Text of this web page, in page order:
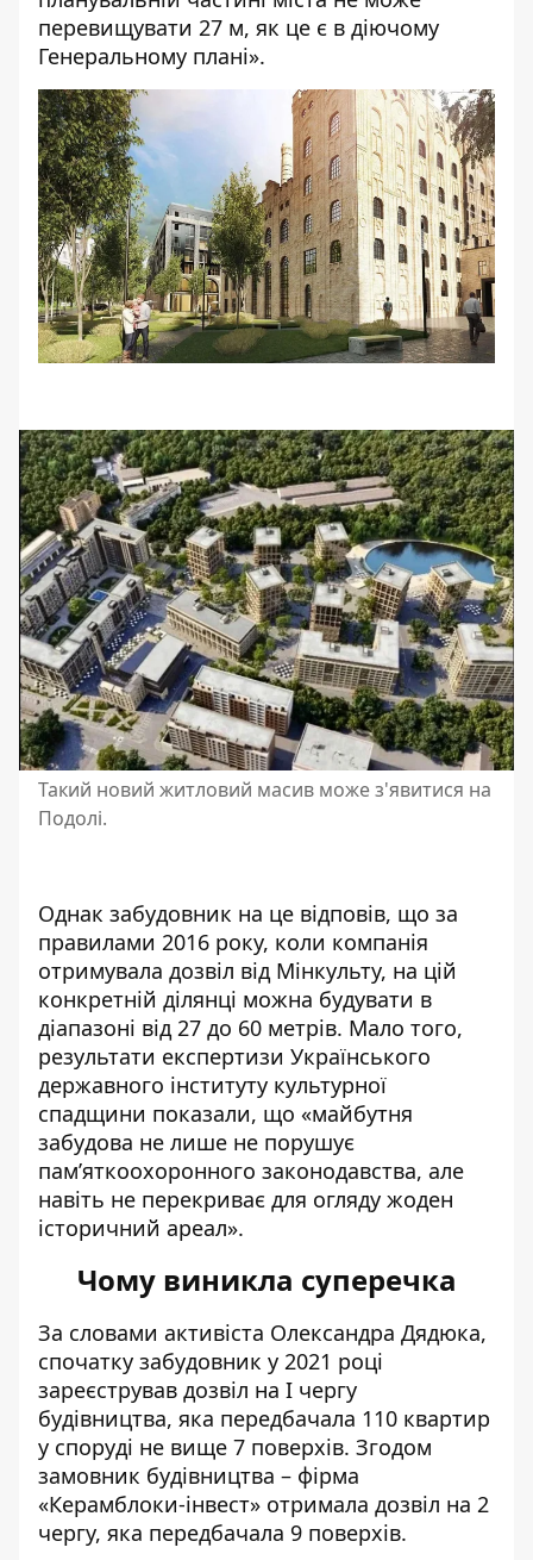
перевищувати 27 м, як це є в діючому
Генеральному плані».
Такий новий житловий масив може з'явитися на
Подолі.
Однак забудовник на це відповів, що за
правилами 2016 року, коли компанія
отримувала дозвіл від Мінкульту, на цій
конкретній ділянці можна будувати в
діапазоні від 27 до 60 метрів. Мало того,
результати експертизи Українського
державного інституту культурної
спадщини показали, що «майбутня
забудова не лише не порушує
пам’яткоохоронного законодавства, але
навіть не перекриває для огляду жоден
історичний ареал».
Чому виникла суперечка
За словами активіста Олександра Дядюка,
спочатку забудовник у 2021 році
зареєстрував дозвіл на І чергу
будівництва, яка передбачала 110 квартир
у споруді не вище 7 поверхів. Згодом
замовник будівництва – фірма
«Керамблоки-інвест» отримала дозвіл на 2
чергу, яка передбачала 9 поверхів.